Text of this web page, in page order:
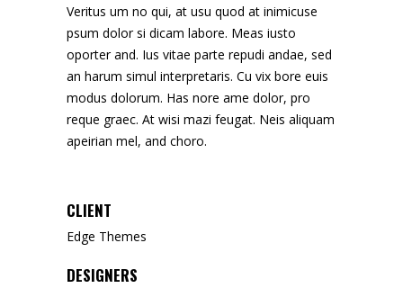
Veritus um no qui, at usu quod at inimicuse
psum dolor si dicam labore. Meas iusto
oporter and. Ius vitae parte repudi andae, sed
an harum simul interpretaris. Cu vix bore euis
modus dolorum. Has nore ame dolor, pro
reque graec. At wisi mazi feugat. Neis aliquam
apeirian mel, and choro.
CLIENT
Edge Themes
DESIGNERS